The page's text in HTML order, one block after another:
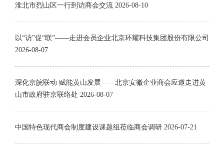
淮北市烈山区一行到访商会交流 2026-08-10
以“访”促“联”——走进会员企业北京环耀科技集团股份有限公司
2026-08-07
深化京皖联动 赋能黄山发展——北京安徽企业商会应邀走进黄
山市政府驻京联络处 2026-08-07
中国特色现代商会制度建设课题组莅临商会调研 2026-07-21